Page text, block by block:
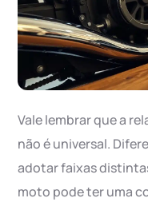
Vale lembrar que a
não é universal.
adotar faixas
moto pode ter uma